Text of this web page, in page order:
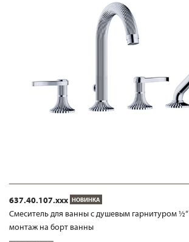
637.40.107.xxx НОВИНКА
Смеситель для ванны с душевым гарнитуром ½“
монтаж на борт ванны